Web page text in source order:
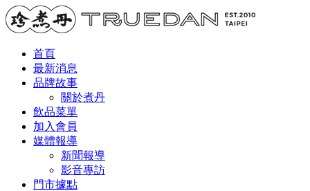
首頁
最新消息
品牌故事
關於煮丹
飲品菜單
加入會員
媒體報導
新聞報導
影音專訪
門市據點